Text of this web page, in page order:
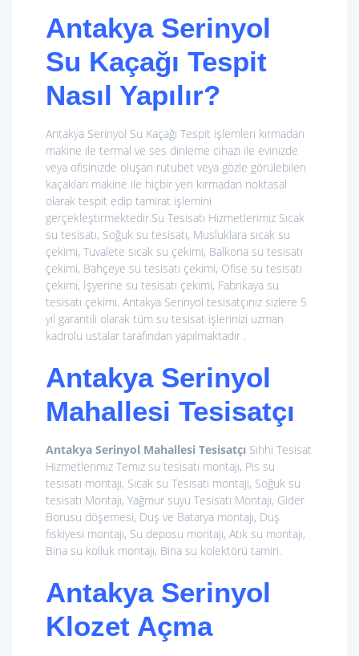
Antakya Serinyol
Su Kaçağı Tespit
Nasıl Yapılır?
Antakya Serinyol Su Kaçağı Tespit işlemleri kırmadan
makine ile termal ve ses dinleme cihazı ile evinizde
veya ofisinizde oluşan rutubet veya gözle görülebilen
kaçakları makine ile hiçbir yeri kırmadan noktasal
olarak tespit edip tamirat işlemini
gerçekleştirmektedir.Su Tesisatı Hizmetlerimiz Sıcak
su tesisatı, Soğuk su tesisatı, Musluklara sıcak su
çekimi, Tuvalete sıcak su çekimi, Balkona su tesisatı
çekimi, Bahçeye su tesisatı çekimi, Ofise su tesisatı
çekimi, İşyerine su tesisatı çekimi, Fabrikaya su
tesisatı çekimi. Antakya Serinyol tesisatçınız sizlere 5
yıl garantili olarak tüm su tesisat işlerinizi uzman
kadrolu ustalar tarafından yapılmaktadır .
Antakya Serinyol
Mahallesi Tesisatçı
Antakya Serinyol Mahallesi Tesisatçı Sıhhi Tesisat
Hizmetlerimiz Temiz su tesisatı montajı, Pis su
tesisatı montajı, Sıcak su Tesisatı montajı, Soğuk su
tesisatı Montajı, Yağmur suyu Tesisatı Montajı, Gider
Borusu döşemesi, Duş ve Batarya montajı, Duş
fıskiyesi montajı, Su deposu montajı, Atık su montajı,
Bina su kolluk montajı, Bina su kolektörü tamiri.
Antakya Serinyol
Klozet Açma